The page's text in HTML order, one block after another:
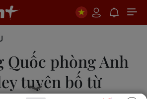
Quốc phòng Anh
tuyên bố từ